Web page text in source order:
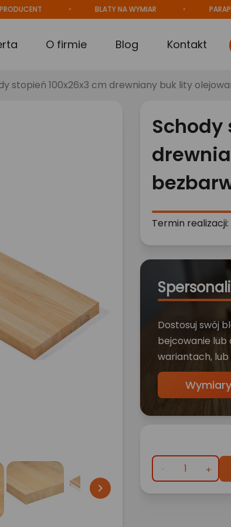
BLATY NA WYMIAR PARAPETY
O firmie Blog Kontakt
stopień 100x26x3 cm drewniany buk lity

Schody
Termin realizacji:
Dostosuj swój
bejcowanie lub
wariantach, lub
Wymiary